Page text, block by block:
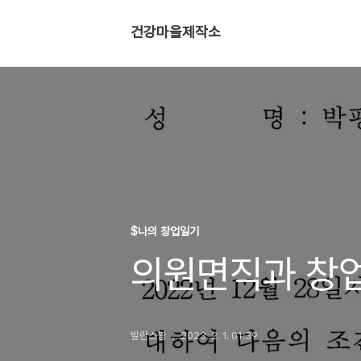
건강마을제작소
$나의 창업일기
의원면직과 창
발란스짱 2023. 2. 1. 01:39